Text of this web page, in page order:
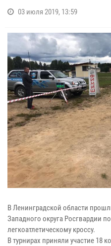
03 июля 2019, 13:59
В Ленинградской области
Западного округа Росгвардии
легкоатлетическому кроссу.
В турнирах приняли участие 18